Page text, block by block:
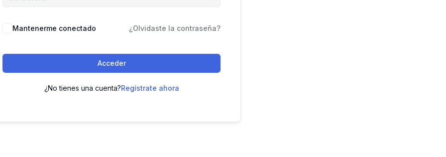
Mantenerme conectado ¿Olvidaste la contraseña?
Acceder
¿No tienes una cuenta?Regístrate ahora